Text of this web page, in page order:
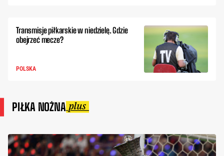
Transmisje piłkarskie w niedzielę. Gdzie
obejrzeć mecze?
POLSKA
PIŁKA NOŻNA